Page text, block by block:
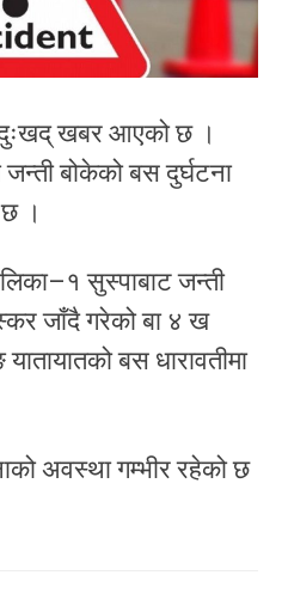
दुःखद् खबर आएको छ ।
बोकेको बस दुर्घटना
।
सुस्पाबाट जन्ती
जाँदै गरेको बा ४ ख
बस धारावतीमा
अवस्था गम्भीर रहेको छ